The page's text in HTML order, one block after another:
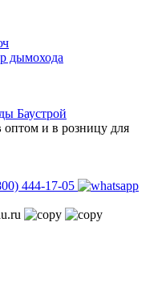
дымохода
оптом и в розницу для
444-17-05